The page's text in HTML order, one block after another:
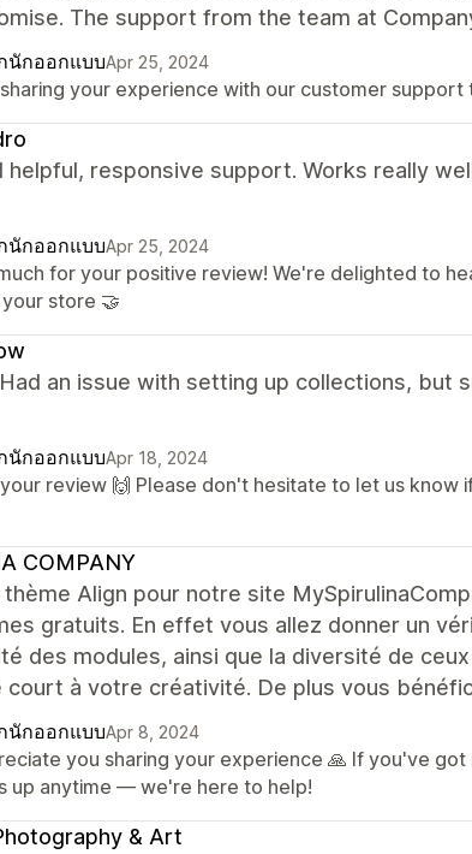
The support from the team at
นักออกแบบApr 25, 2024
your experience with our customer support
helpful, responsive support. Works really
นักออกแบบApr 25, 2024
for your positive review! We're delighted to
store 🤝
an issue with setting up collections, but
นักออกแบบApr 18, 2024
review 🙌 Please don't hesitate to let us know
COMPANY
thème Align pour notre site
gratuits. En effet vous allez donner un
des modules, ainsi que la diversité de
court à votre créativité. De plus vous
นักออกแบบApr 8, 2024
you sharing your experience 🙏 If you've
up anytime — we're here to help!
& Art